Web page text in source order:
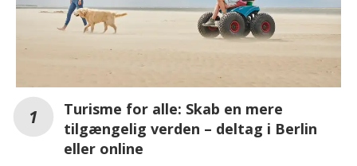
Turisme for alle: Skab en mere
tilgængelig verden – deltag i Berlin
eller online